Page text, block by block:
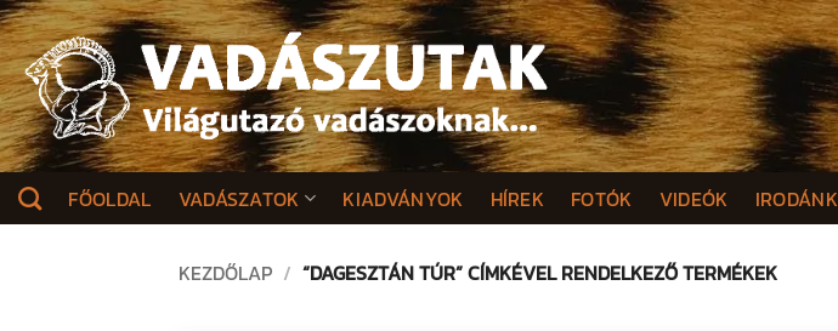
Skip
to
content
FŐOLDAL VADÁSZATOK KIADVÁNYOK HÍREK FOTÓK VIDEÓK IRODÁNK
KEZDŐLAP / “DAGESZTÁN TÚR” CÍMKÉVEL RENDELKEZŐ TERMÉKEK